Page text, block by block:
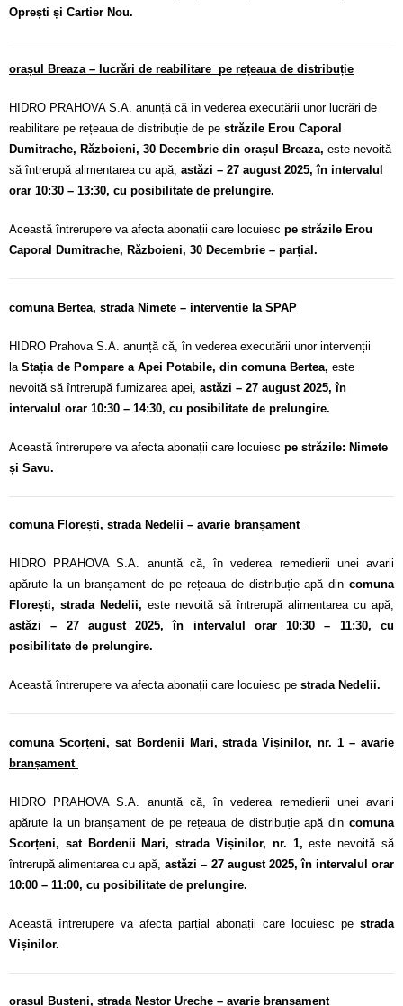
Oprești și Cartier Nou.
orașul Breaza – lucrări de reabilitare pe rețeaua de distribuție
HIDRO PRAHOVA S.A. anunță că în vederea executării unor lucrări de
reabilitare pe rețeaua de distribuție de pe străzile Erou Caporal
Dumitrache, Războieni, 30 Decembrie din orașul Breaza, este nevoită
să întrerupă alimentarea cu apă, astăzi – 27 august 2025, în intervalul
orar 10:30 – 13:30, cu posibilitate de prelungire.
Această întrerupere va afecta abonații care locuiesc pe străzile Erou
Caporal Dumitrache, Războieni, 30 Decembrie – parțial.
comuna Bertea, strada Nimete – intervenție la SPAP
HIDRO Prahova S.A. anunță că, în vederea executării unor intervenții
la Stația de Pompare a Apei Potabile, din comuna Bertea, este
nevoită să întrerupă furnizarea apei, astăzi – 27 august 2025, în
intervalul orar 10:30 – 14:30, cu posibilitate de prelungire.
Această întrerupere va afecta abonații care locuiesc pe străzile: Nimete
și Savu.
comuna Florești, strada Nedelii – avarie branșament
HIDRO PRAHOVA S.A. anunță că, în vederea remedierii unei avarii
apărute la un branșament de pe rețeaua de distribuție apă din comuna
Florești, strada Nedelii, este nevoită să întrerupă alimentarea cu apă,
astăzi – 27 august 2025, în intervalul orar 10:30 – 11:30, cu
posibilitate de prelungire.
Această întrerupere va afecta abonații care locuiesc pe strada Nedelii.
comuna Scorțeni, sat Bordenii Mari, strada Vișinilor, nr. 1 – avarie
branșament
HIDRO PRAHOVA S.A. anunță că, în vederea remedierii unei avarii
apărute la un branșament de pe rețeaua de distribuție apă din comuna
Scorțeni, sat Bordenii Mari, strada Vișinilor, nr. 1, este nevoită să
întrerupă alimentarea cu apă,astăzi – 27 august 2025, în intervalul orar
10:00 – 11:00, cu posibilitate de prelungire.
Această întrerupere va afecta parțial abonații care locuiesc pe strada
Vișinilor.
orașul Bușteni, strada Nestor Ureche – avarie branșament